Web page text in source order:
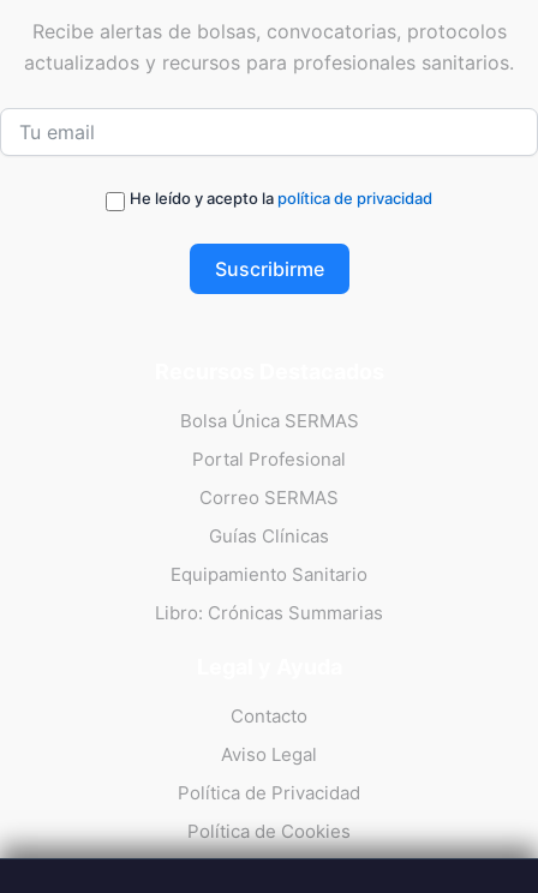
Recibe alertas de bolsas, convocatorias, protocolos
actualizados y recursos para profesionales sanitarios.
He leído y acepto la política de privacidad
Suscribirme
Bolsa Única SERMAS
Portal Profesional
Correo SERMAS
Guías Clínicas
Equipamiento Sanitario
Libro: Crónicas Summarias
Contacto
Aviso Legal
Política de Privacidad
Política de Cookies